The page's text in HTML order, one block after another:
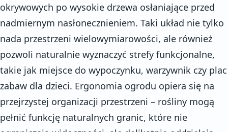
okrywowych po wysokie drzewa osłaniające przed
nadmiernym nasłonecznieniem. Taki układ nie tylko
nada przestrzeni wielowymiarowości, ale również
pozwoli naturalnie wyznaczyć strefy funkcjonalne,
takie jak miejsce do wypoczynku, warzywnik czy plac
zabaw dla dzieci. Ergonomia ogrodu opiera się na
przejrzystej organizacji przestrzeni – rośliny mogą
pełnić funkcję naturalnych granic, które nie